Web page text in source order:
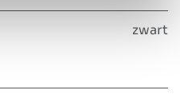
zwart